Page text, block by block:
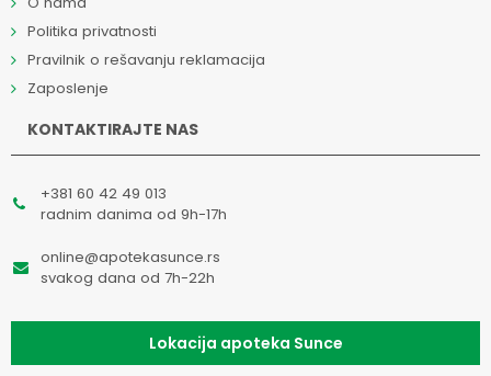
Politika privatnosti
Pravilnik o rešavanju reklamacija
Zaposlenje
KONTAKTIRAJTE NAS
+381 60 42 49 013
radnim danima od 9h-17h
online@apotekasunce.rs
svakog dana od 7h-22h
Lokacija apoteka Sunce